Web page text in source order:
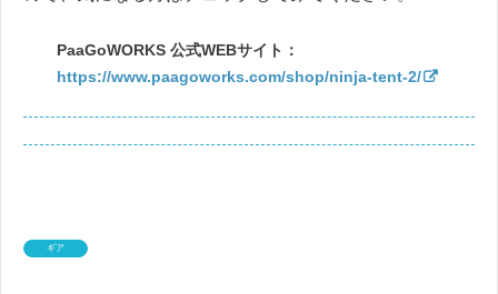
PaaGoWORKS 公式WEBサイト：
https://www.paagoworks.com/shop/ninja-tent-2/
ギア